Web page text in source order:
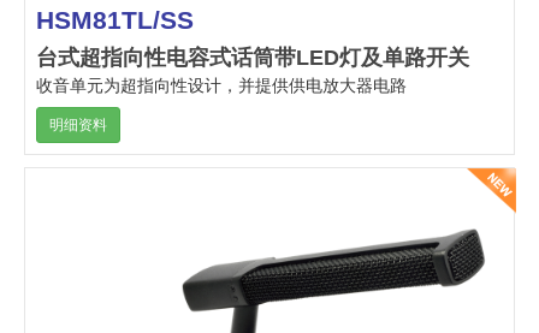
HSM81TL/SS
台式超指向性电容式话筒带LED灯及单路开关
收音单元为超指向性设计，并提供供电放大器电路
明细资料